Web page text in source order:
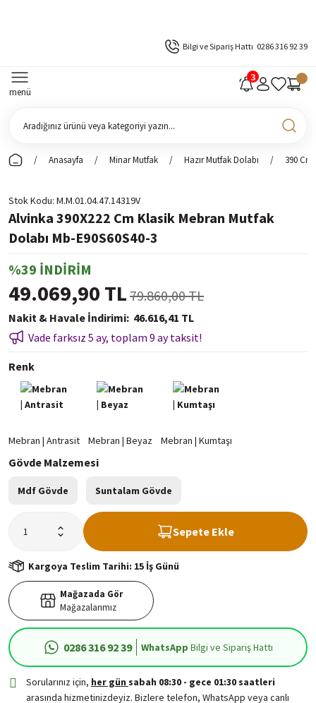
Bilgi ve Sipariş Hattı 0286 316 92 39
menü
Anasayfa Minar Mutfak Hazır Mutfak Dolabı 390 Cm
Stok Kodu M.M.01.04.47.14319V
Alvinka 390X222 Cm Klasik Mebran Mutfak
Dolabı Mb-E90S60S40-3
%39 İNDİRİM
49.069,90 TL 79.860,00 TL
Nakit & Havale İndirimi 46.616,41 TL
Vade farksız 5 ay, toplam 9 ay taksit!
Renk
Gövde Malzemesi
Mdf Gövde Suntalam Gövde
Sepete Ekle
Kargoya Teslim Tarihi: 15 İş Günü
Mağazada Gör
Mağazalarımız
0286 316 92 39 WhatsApp Bilgi ve Sipariş Hattı
Sorularınız için, her gün sabah 08:30 - gece 01:30 saatleri
arasında hizmetinizdeyiz. Bizlere telefon, WhatsApp veya canlı